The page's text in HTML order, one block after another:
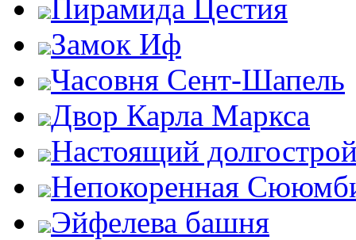
Пирамида Цестия
Замок Иф
Часовня Сент-Шапель
Двор Карла Маркса
Настоящий
Непокоренная
Эйфелева башня